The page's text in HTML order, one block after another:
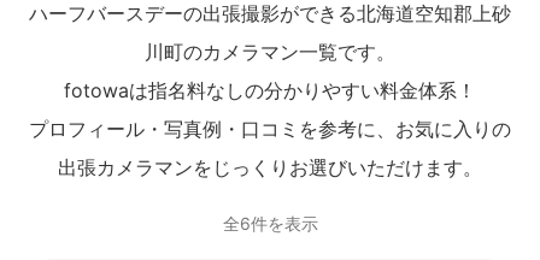
ハーフバースデーの出張撮影ができる北海道空知郡上砂
川町のカメラマン一覧です。
fotowaは指名料なしの分かりやすい料金体系！
プロフィール・写真例・口コミを参考に、お気に入りの
出張カメラマンをじっくりお選びいただけます。
全6件を表示